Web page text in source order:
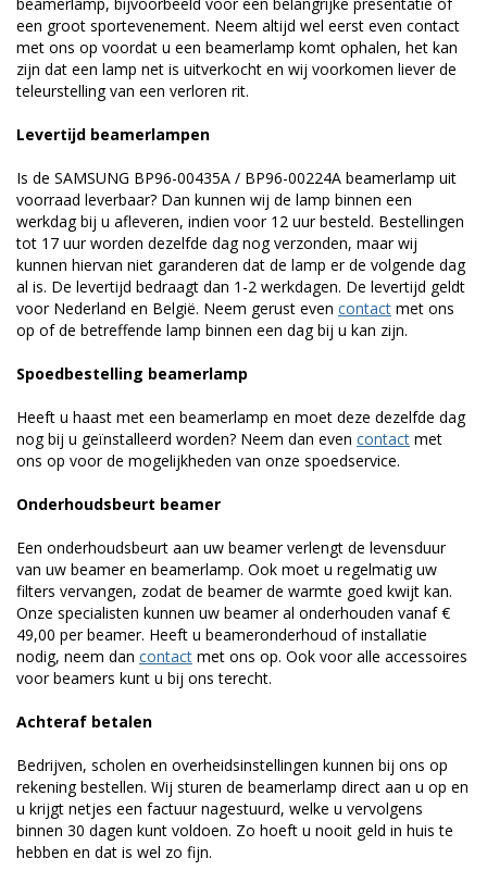
een groot sportevenement. Neem altijd wel eerst even contact
met ons op voordat u een beamerlamp komt ophalen, het kan
zijn dat een lamp net is uitverkocht en wij voorkomen liever de
teleurstelling van een verloren rit.
Levertijd beamerlampen
Is de SAMSUNG BP96-00435A / BP96-00224A beamerlamp uit
voorraad leverbaar? Dan kunnen wij de lamp binnen een
werkdag bij u afleveren, indien voor 12 uur besteld. Bestellingen
tot 17 uur worden dezelfde dag nog verzonden, maar wij
kunnen hiervan niet garanderen dat de lamp er de volgende dag
al is. De levertijd bedraagt dan 1-2 werkdagen. De levertijd geldt
voor Nederland en België. Neem gerust even contact met ons
op of de betreffende lamp binnen een dag bij u kan zijn.
Spoedbestelling beamerlamp
Heeft u haast met een beamerlamp en moet deze dezelfde dag
nog bij u geïnstalleerd worden? Neem dan even contact met
ons op voor de mogelijkheden van onze spoedservice.
Onderhoudsbeurt beamer
Een onderhoudsbeurt aan uw beamer verlengt de levensduur
van uw beamer en beamerlamp. Ook moet u regelmatig uw
filters vervangen, zodat de beamer de warmte goed kwijt kan.
Onze specialisten kunnen uw beamer al onderhouden vanaf €
49,00 per beamer. Heeft u beameronderhoud of installatie
nodig, neem dan contact met ons op. Ook voor alle accessoires
voor beamers kunt u bij ons terecht.
Achteraf betalen
Bedrijven, scholen en overheidsinstellingen kunnen bij ons op
rekening bestellen. Wij sturen de beamerlamp direct aan u op en
u krijgt netjes een factuur nagestuurd, welke u vervolgens
binnen 30 dagen kunt voldoen. Zo hoeft u nooit geld in huis te
hebben en dat is wel zo fijn.